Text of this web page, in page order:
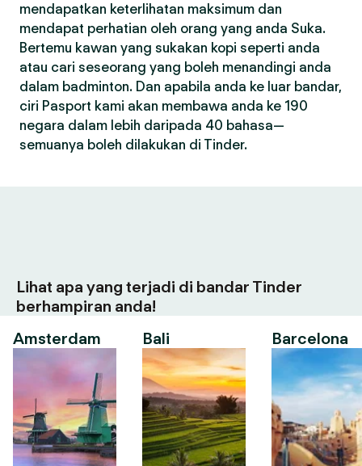
mendapatkan keterlihatan maksimum dan
mendapat perhatian oleh orang yang anda Suka.
Bertemu kawan yang sukakan kopi seperti anda
atau cari seseorang yang boleh menandingi anda
dalam badminton. Dan apabila anda ke luar bandar,
ciri Pasport kami akan membawa anda ke 190
negara dalam lebih daripada 40 bahasa—
semuanya boleh dilakukan di Tinder.
Lihat apa yang terjadi di bandar Tinder
berhampiran anda!
Amsterdam
Bali Barcelona